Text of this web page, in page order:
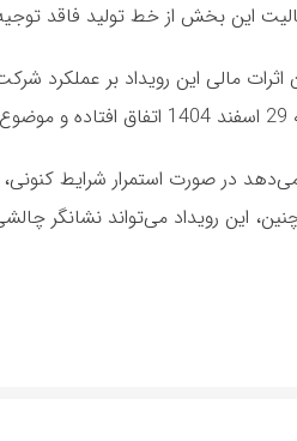
این بخش از خط تولید فاقد
اثرات مالی این رویداد بر
در صورت استمرار شرایط
این رویداد می‌تواند نشانگر